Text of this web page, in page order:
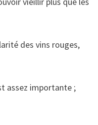
des vins rouges,
assez importante ;